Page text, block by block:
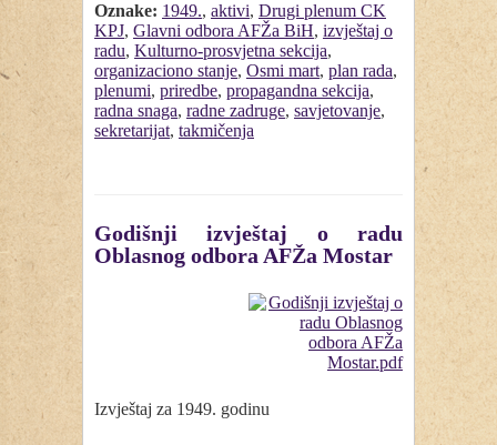
Oznake: 1949., aktivi, Drugi plenum CK
KPJ, Glavni odbora AFŽa BiH, izvještaj o
radu, Kulturno-prosvjetna sekcija,
organizaciono stanje, Osmi mart, plan rada,
plenumi, priredbe, propagandna sekcija,
radna snaga, radne zadruge, savjetovanje,
sekretarijat, takmičenja
Godišnji izvještaj o radu
Oblasnog odbora AFŽa Mostar
Izvještaj za 1949. godinu